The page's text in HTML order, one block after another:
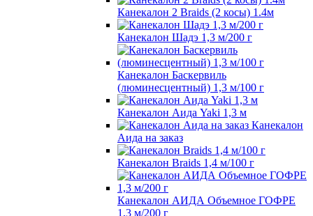
Канекалон 2 Braids (2 косы) 1.4м
Канекалон Шадэ 1,3 м/200 г
Канекалон Баскервиль
(люминесцентный) 1,3 м/100 г
Канекалон Аида Yaki 1,3 м
Канекалон
Аида на заказ
Канекалон Braids 1,4 м/100 г
Канекалон АИДА Объемное ГОФРЕ
1,3 м/200 г